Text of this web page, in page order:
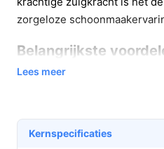
zorgeloze
Belangrijkste
Deze stofzuiger biedt
Automatisch leegstation:
Lees meer
Kernspecificaties